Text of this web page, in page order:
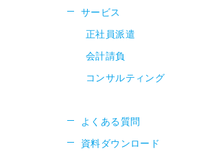
サービス
正社員派遣
会計請負
コンサルティング
よくある質問
資料ダウンロード